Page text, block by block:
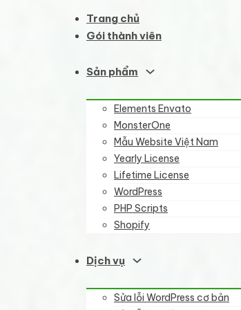
Trang chủ
Gói thành viên
Sản phẩm
Elements Envato
MonsterOne
Mẫu Website Việt Nam
Yearly License
Lifetime License
WordPress
PHP Scripts
Shopify
Dịch vụ
Sửa lỗi WordPress cơ bản